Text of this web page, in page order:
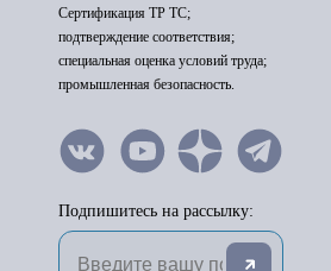
Сертификация ТР ТС;
подтверждение соответствия;
специальная оценка условий труда;
промышленная безопасность.
Подпишитесь на рассылку: